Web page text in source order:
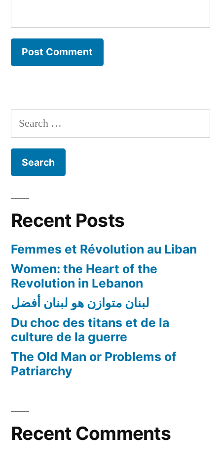
Search
for:
Recent Posts
Femmes et Révolution au Liban
Women: the Heart of the
Revolution in Lebanon
لبنان متوازن هو لبنان أفضل
Du choc des titans et de la
culture de la guerre
The Old Man or Problems of
Patriarchy
Recent Comments